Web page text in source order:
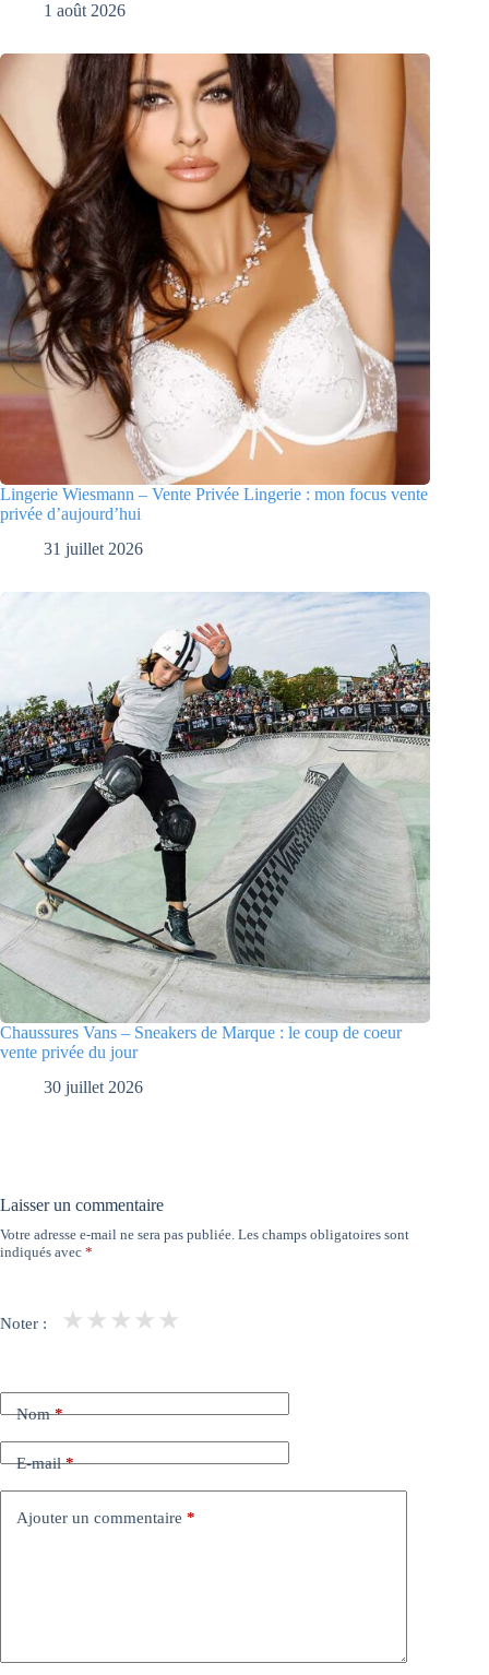
1 août 2026
Lingerie Wiesmann – Vente Privée Lingerie : mon focus vente
privée d’aujourd’hui
31 juillet 2026
Chaussures Vans – Sneakers de Marque : le coup de coeur
vente privée du jour
30 juillet 2026
Laisser un commentaire
Votre adresse e-mail ne sera pas publiée. Les champs obligatoires sont
indiqués avec *
Noter : ★
★
★
★
★
Nom*
E-mail*
Ajouter un commentaire *